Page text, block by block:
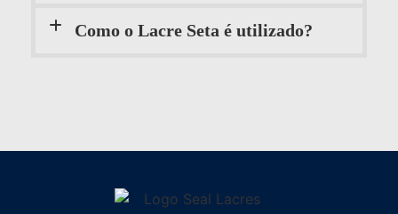
Como o Lacre Seta é utilizado?